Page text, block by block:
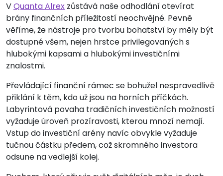
VQuanta Alrex zůstává naše odhodlání otevírat
brány finančních příležitostí neochvějné. Pevně
věříme, že nástroje pro tvorbu bohatství by měly být
dostupné všem, nejen hrstce privilegovaných s
hlubokými kapsami a hlubokými investičními
znalostmi.
Převládající finanční rámec se bohužel nespravedlivě
přiklání k těm, kdo už jsou na horních příčkách.
Labyrintová povaha tradičních investičních možností
vyžaduje úroveň prozíravosti, kterou mnozí nemají.
Vstup do investiční arény navíc obvykle vyžaduje
tučnou částku předem, což skromného investora
odsune na vedlejší kolej.